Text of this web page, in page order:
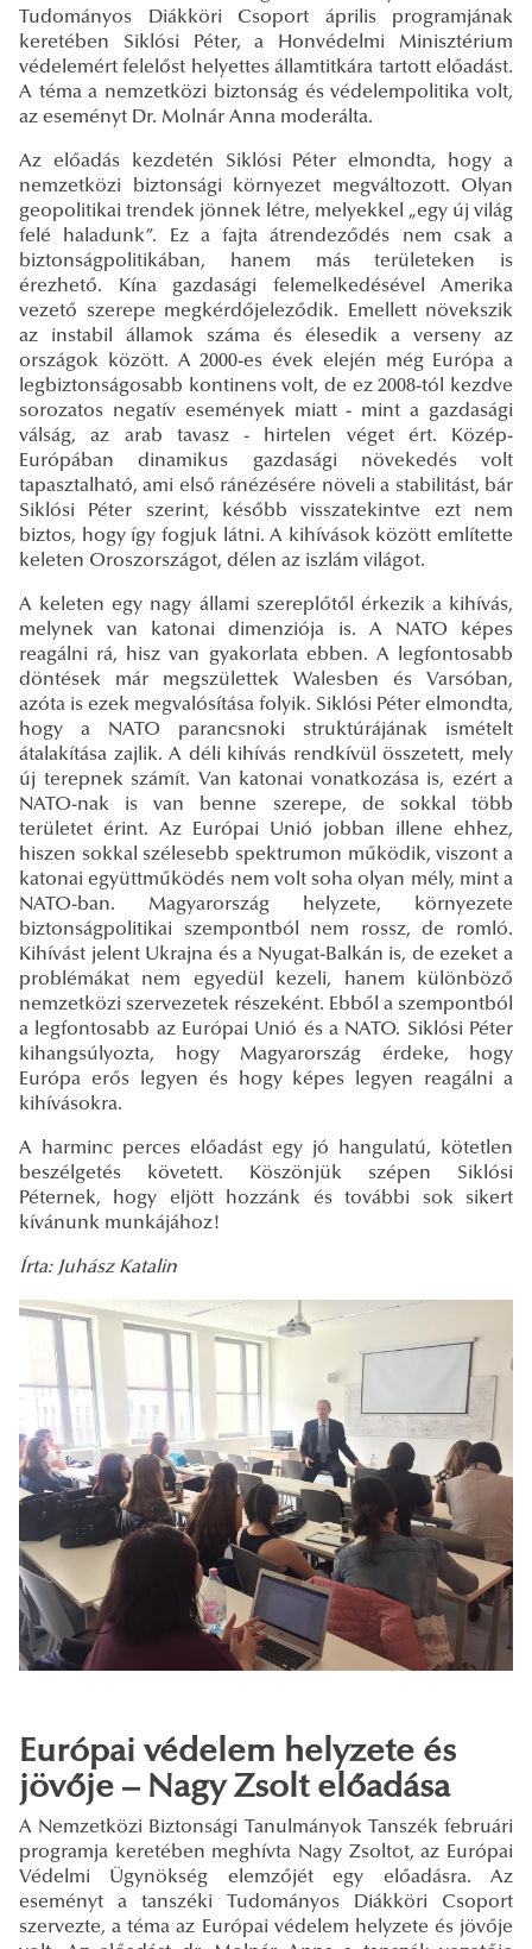
Tudományos Diákköri Csoport április programjának
keretében Siklósi Péter, a Honvédelmi Minisztérium
védelemért felelőst helyettes államtitkára tartott előadást.
A téma a nemzetközi biztonság és védelempolitika volt,
az eseményt Dr. Molnár Anna moderálta.
Az előadás kezdetén Siklósi Péter elmondta, hogy a
nemzetközi biztonsági környezet megváltozott. Olyan
geopolitikai trendek jönnek létre, melyekkel „egy új világ
felé haladunk”. Ez a fajta átrendeződés nem csak a
biztonságpolitikában, hanem más területeken is
érezhető. Kína gazdasági felemelkedésével Amerika
vezető szerepe megkérdőjeleződik. Emellett növekszik
az instabil államok száma és élesedik a verseny az
országok között. A 2000-es évek elején még Európa a
legbiztonságosabb kontinens volt, de ez 2008-tól kezdve
sorozatos negatív események miatt - mint a gazdasági
válság, az arab tavasz - hirtelen véget ért. Közép-
Európában dinamikus gazdasági növekedés volt
tapasztalható, ami első ránézésére növeli a stabilitást, bár
Siklósi Péter szerint, később visszatekintve ezt nem
biztos, hogy így fogjuk látni. A kihívások között említette
keleten Oroszországot, délen az iszlám világot.
A keleten egy nagy állami szereplőtől érkezik a kihívás,
melynek van katonai dimenziója is. A NATO képes
reagálni rá, hisz van gyakorlata ebben. A legfontosabb
döntések már megszülettek Walesben és Varsóban,
azóta is ezek megvalósítása folyik. Siklósi Péter elmondta,
hogy a NATO parancsnoki struktúrájának ismételt
átalakítása zajlik. A déli kihívás rendkívül összetett, mely
új terepnek számít. Van katonai vonatkozása is, ezért a
NATO-nak is van benne szerepe, de sokkal több
területet érint. Az Európai Unió jobban illene ehhez,
hiszen sokkal szélesebb spektrumon működik, viszont a
katonai együttműködés nem volt soha olyan mély, mint a
NATO-ban. Magyarország helyzete, környezete
biztonságpolitikai szempontból nem rossz, de romló.
Kihívást jelent Ukrajna és a Nyugat-Balkán is, de ezeket a
problémákat nem egyedül kezeli, hanem különböző
nemzetközi szervezetek részeként. Ebből a szempontból
a legfontosabb az Európai Unió és a NATO. Siklósi Péter
kihangsúlyozta, hogy Magyarország érdeke, hogy
Európa erős legyen és hogy képes legyen reagálni a
kihívásokra.
A harminc perces előadást egy jó hangulatú, kötetlen
beszélgetés követett. Köszönjük szépen Siklósi
Péternek, hogy eljött hozzánk és további sok sikert
kívánunk munkájához!
Írta: Juhász Katalin
Európai védelem helyzete és
jövője – Nagy Zsolt előadása
A Nemzetközi Biztonsági Tanulmányok Tanszék februári
programja keretében meghívta Nagy Zsoltot, az Európai
Védelmi Ügynökség elemzőjét egy előadásra. Az
eseményt a tanszéki Tudományos Diákköri Csoport
szervezte, a téma az Európai védelem helyzete és jövője